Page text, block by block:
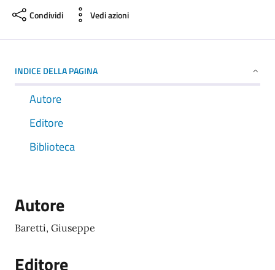
Condividi Vedi azioni
INDICE DELLA PAGINA
Autore
Editore
Biblioteca
Autore
Baretti, Giuseppe
Editore